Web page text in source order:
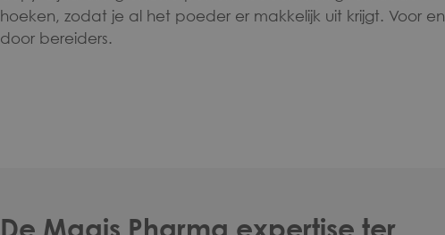
hoeken, zodat je al het poeder er makkelijk uit krijgt. Voor en
door bereiders.
De Magis Pharma expertise ter